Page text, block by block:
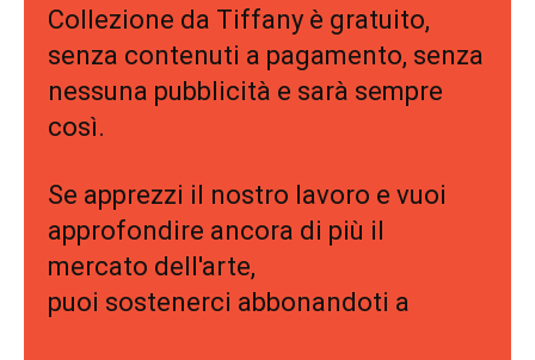
Collezione da Tiffany è gratuito,
senza contenuti a pagamento, senza
nessuna pubblicità e sarà sempre
così.
Se apprezzi il nostro lavoro e vuoi
approfondire ancora di più il
mercato dell'arte,
puoi sostenerci abbonandoti a
Iscriviti subito alle news di Collezione da
Tiffany e riceverai contenuti esclusivi
selezionati per te riguardanti il mercato
dell'Arte 2026!